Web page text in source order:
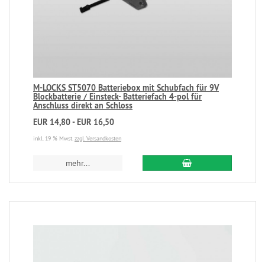
M-LOCKS ST5070 Batteriebox mit Schubfach für 9V
Blockbatterie / Einsteck- Batteriefach 4-pol für
Anschluss direkt an Schloss
EUR 14,80 - EUR 16,50
inkl. 19 % Mwst.zzgl. Versandkosten
mehr...